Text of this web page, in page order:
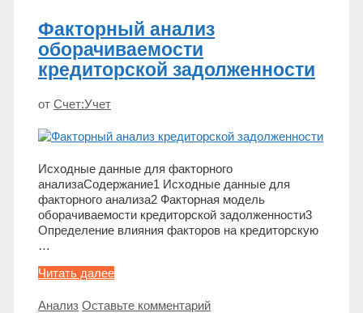
Факторный анализ
оборачиваемости
кредиторской задолженности
от Счет:Учет
Исходные данные для факторного
анализаСодержание1 Исходные данные для
факторного анализа2 Факторная модель
оборачиваемости кредиторской задолженности3
Определение влияния факторов на кредиторскую
…
Читать далееФакторный
оборачиваемости
Метки
Анализ Оставьте комментарий